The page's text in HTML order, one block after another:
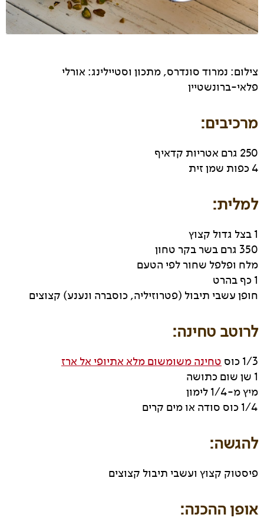
צילום: נמרוד סונדרס, מתכון וסטיילינג: אורלי
פלאי-ברונשטיין
מרכיבים:
250 גרם אטריות קדאיף
4 כפות שמן זית
למלית:
1 בצל גדול קצוץ
350 גרם בשר בקר טחון
מלח ופלפל שחור לפי הטעם
1 כף בהרט
חופן עשבי תיבול (פטרוזיליה, כוסברה ונענע) קצוצים
לרוטב טחינה:
1/3 כוס
טחינה משומשום מלא אתיופי אל ארז
1 שן שום כתושה
מיץ מ-1/4 לימון
1/4 כוס סודה או מים קרים
להגשה:
פיסטוק קצוץ ועשבי תיבול קצוצים
אופן ההכנה: